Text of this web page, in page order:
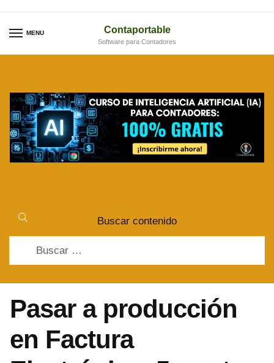
to
to
MENU Contaportable
Software para Contadores
Buscar contenido
Pasar a producción
en Factura